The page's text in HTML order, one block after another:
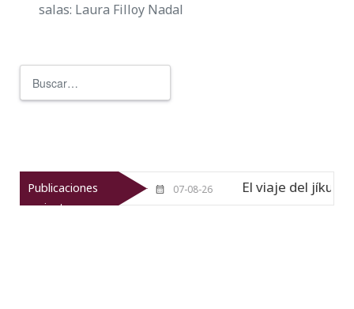
salas: Laura Filloy Nadal
Publicaciones
recientes
Nuevo 07-08-26 El viaje del jíkuri: Memorias